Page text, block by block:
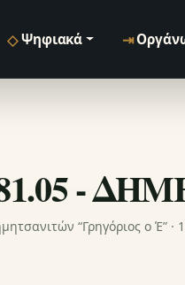
◇ Ψηφιακά ⇥
-
“Γρηγόριος ο Έ” ·